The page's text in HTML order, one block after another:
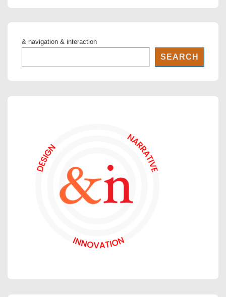
& navigation & interaction
SEARCH